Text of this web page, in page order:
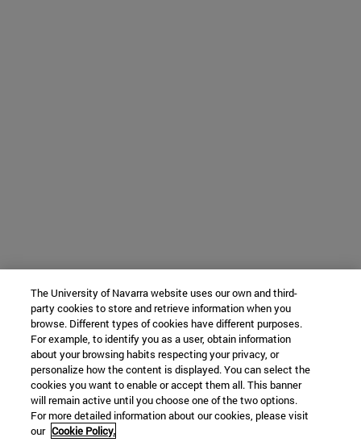
The University of Navarra website uses our own and third-
party cookies to store and retrieve information when you
browse. Different types of cookies have different purposes.
For example, to identify you as a user, obtain information
about your browsing habits respecting your privacy, or
personalize how the content is displayed. You can select the
cookies you want to enable or accept them all. This banner
will remain active until you choose one of the two options.
For more detailed information about our cookies, please visit
our Cookie Policy.